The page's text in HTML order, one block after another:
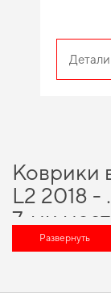
Детали
Коврики
L2 2018 -
7-ми
выбор
Выбирая нас, вы
Развернуть